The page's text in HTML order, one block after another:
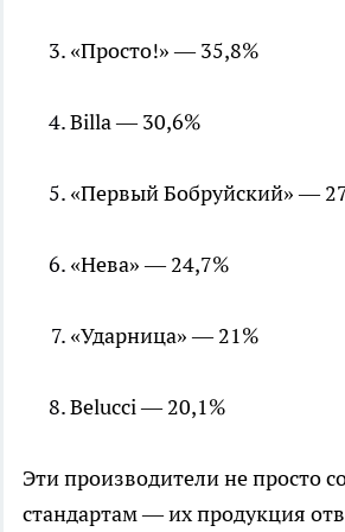
«Просто!» — 35,8%
Billa — 30,6%
«Первый Бобруйский» —
«Нева» — 24,7%
«Ударница» — 21%
Belucci — 20,1%
Эти производители не просто
стандартам — их продукция